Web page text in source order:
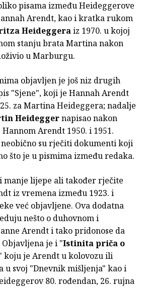
pisama između Heideggerove
Arendt, kao i kratka rukom
Heideggeraiz 1970. u kojoj
stanju brata Martina nakon
u Marburgu.
objavljen je još niz drugih
"Sjene", koji je Hannah Arendt
za Martina Heideggera; nadalje
Heideggernapisao nakon
Arendt 1950. i 1951.
su rječiti dokumenti koji
što je u pismima između redaka.
manje lijepe ali također rječite
iz vremena između 1923. i
već objavljene. Ova dodatna
nešto o duhovnom i
Arendt i tako pridonose da
je i "Istinita priča o
koju je Arendt u kolovozu ili
u svoj "Dnevnik mišljenja" kao i
80. rođendan, 26. rujna